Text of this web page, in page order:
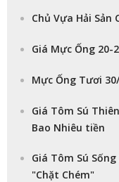
Chủ Vựa Hải Sản
Giá Mực Ống 20-
Mực Ống Tươi
Giá Tôm Sú
Bao Nhiêu tiền
Giá Tôm Sú
"Chặt Chém"